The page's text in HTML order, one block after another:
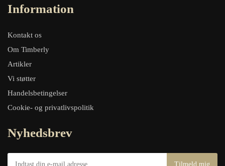
Information
Kontakt os
Om Timberly
Artikler
Vi støtter
Handelsbetingelser
Cookie- og privatlivspolitik
Nyhedsbrev